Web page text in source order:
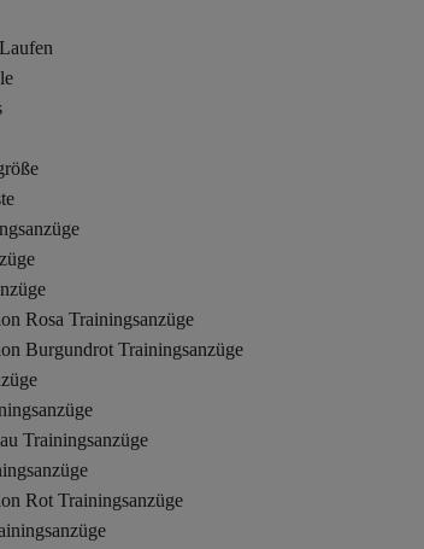
Rosa Trainingsanzüge
Burgundrot Trainingsanzüge
Trainingsanzüge
Rot Trainingsanzüge